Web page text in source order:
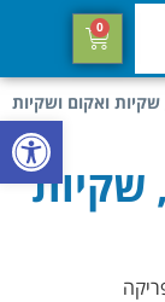
פתח
0
ואקום ושקיות
שקיות